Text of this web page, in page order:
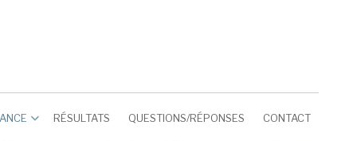
RÉSULTATS QUESTIONS/RÉPONSES CONTACT